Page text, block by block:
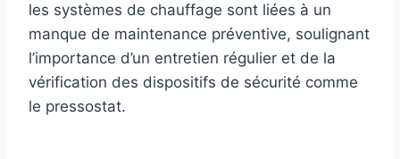
les systèmes de chauffage sont liées à un
manque de maintenance préventive, soulignant
l’importance d’un entretien régulier et de la
vérification des dispositifs de sécurité comme
le pressostat.